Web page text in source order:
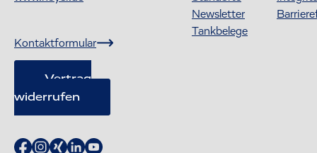
Kontaktformular
Vertrag
widerrufen
Newsletter
Tankbelege